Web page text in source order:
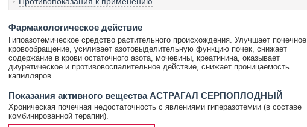
Фармакологическое действие
Гипоазотемическое средство растительного происхождения. Улучшает почечное
кровообращение, усиливает азотовыделительную функцию почек, снижает
содержание в крови остаточного азота, мочевины, креатинина, оказывает
диуретическое и противовоспалительное действие, снижает проницаемость
капилляров.
Показания активного вещества АСТРАГАЛ СЕРПОПЛОДНЫЙ
Хроническая почечная недостаточность с явлениями гиперазотемии (в составе
комбинированной терапии).